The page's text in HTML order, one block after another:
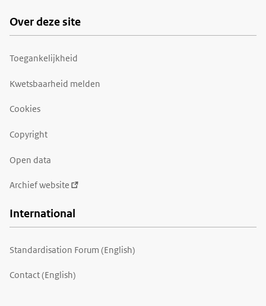
Over deze site
Toegankelijkheid
Kwetsbaarheid melden
Cookies
Copyright
Open data
Archief website
International
Standardisation Forum (English)
Contact (English)